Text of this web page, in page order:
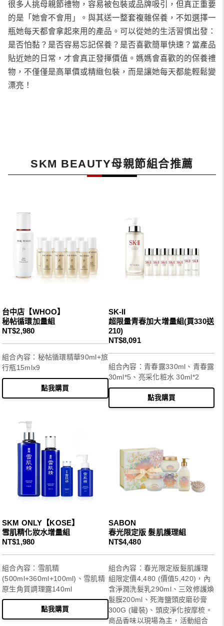
很多人挑母親節禮物，容易被包裝或品牌吸引，但真正重要
的是「她會不會用」。與其送一整套複雜保養，不如選擇一
瓶她每天都會拿起來用的產品。可以從她的生活習慣出發：
是否怕黏？是否容易忘記保養？是否喜歡簡單快速？當產品
貼近她的日常，才會真正發揮價值。媽媽會喜歡的的保養禮
物，不僅僅是高單價或精緻包裝，而是讓她每天都能輕鬆變
漂亮！
SKM BEAUTY母親節組合推薦
台中店【WHOO】
秘帖循環加量組
NT$2,980
組合內容：秘帖循環精華90ml+旅
行瓶15mlx9
點我購買
SK-II
超限量青春加大增量組(買330送
210)
NT$8,091
組合內容：青春露330ml、青春露
30ml*5、亮采化粧水 30ml*2
點我購買
SKM ONLY【KOSE】
雪肌精化妝水增量組
NT$1,980
組合內容：雪肌精
(500ml+360ml+100ml)、雪肌精
原生角質調理露140ml
點我購買
SABON
春光限定版 髮肌護理組
NT$4,480
組合內容：春光限定版髮肌護理
組限定價4,480 (價值5,420)，內
含淨潤洗髮乳290ml、三效修護煥
髮膜200ml、死海鹽頭皮磨砂膏
300G (罐裝)、頭皮淨化按摩梳。
商品香味以現場為主，活動組合